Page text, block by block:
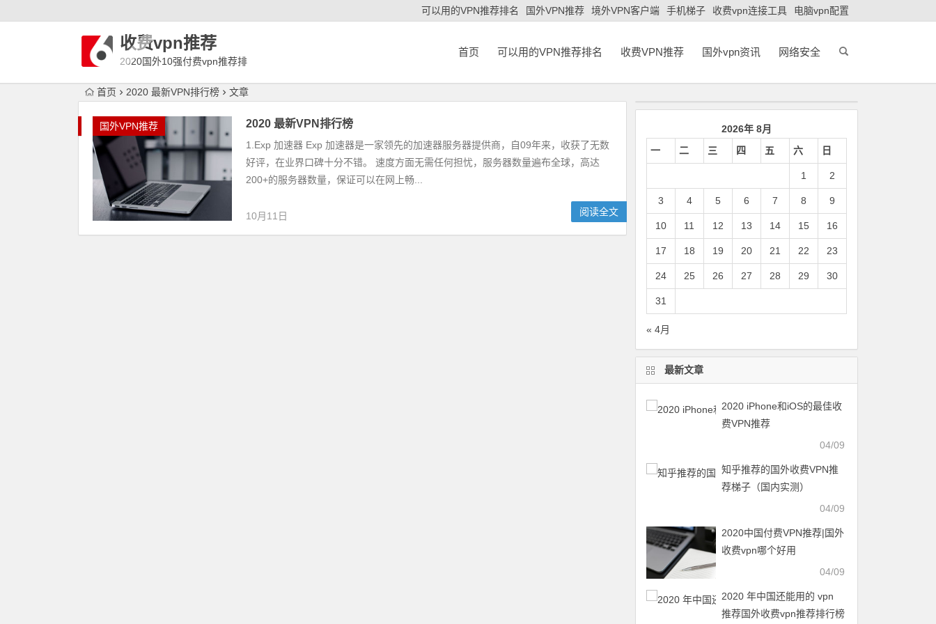
可以用的VPN推荐排名 国外VPN推荐 境外VPN客户端 手机梯子 收费vpn连接工具 电脑vpn配置
收费vpn推荐
2020国外10强付费vpn推荐排
首页 可以用的VPN推荐排名 收费VPN推荐 国外vpn资讯 网络安全
首页 2020 最新VPN排行榜 文章
国外VPN推荐 2020 最新VPN排行榜
1.Exp 加速器 Exp 加速器是一家领先的加速器服务器提供商，自09年来，收获了无数
好评，在业界口碑十分不错。 速度方面无需任何担忧，服务器数量遍布全球，高达
200+的服务器数量，保证可以在网上畅...
10月11日 阅读全文
2026年 8月
一
二 三 四 五 六 日
1 2
3 4 5 6 7 8 9
10 11 12 13 14 15 16
17 18 19 20 21 22 23
24 25 26 27 28 29 30
31
« 4月
最新文章
2020 iPhone和iOS的最佳收
费VPN推荐
04/09
知乎推荐的国外收费VPN推
荐梯子（国内实测）
04/09
2020中国付费VPN推荐|国外
收费vpn哪个好用
04/09
2020 年中国还能用的 vpn
推荐国外收费vpn推荐排行榜